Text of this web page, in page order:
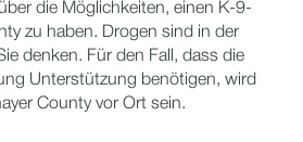
die Möglichkeiten, einen K-9-
zu haben. Drogen sind in der
denken. Für den Fall, dass die
Unterstützung benötigen, wird
County vor Ort sein.